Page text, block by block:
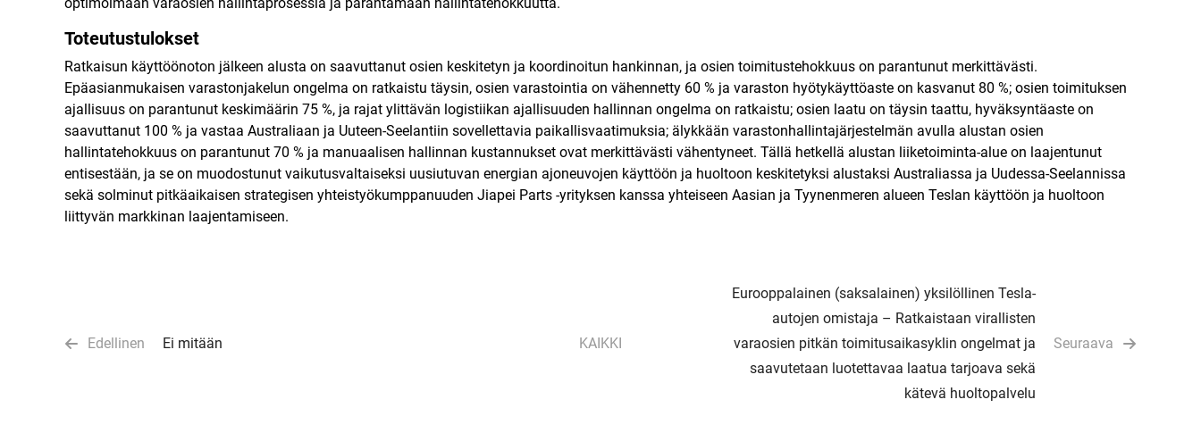
Toteutustulokset
Ratkaisun käyttöönoton jälkeen alusta on saavuttanut osien keskitetyn ja koordinoitun hankinnan, ja osien toimitustehokkuus on parantunut merkittävästi.
Epäasianmukaisen varastonjakelun ongelma on ratkaistu täysin, osien varastointia on vähennetty 60 % ja varaston hyötykäyttöaste on kasvanut 80 %; osien toimituksen
ajallisuus on parantunut keskimäärin 75 %, ja rajat ylittävän logistiikan ajallisuuden hallinnan ongelma on ratkaistu; osien laatu on täysin taattu, hyväksyntäaste on
saavuttanut 100 % ja vastaa Australiaan ja Uuteen-Seelantiin sovellettavia paikallisvaatimuksia; älykkään varastonhallintajärjestelmän avulla alustan osien
hallintatehokkuus on parantunut 70 % ja manuaalisen hallinnan kustannukset ovat merkittävästi vähentyneet. Tällä hetkellä alustan liiketoiminta-alue on laajentunut
entisestään, ja se on muodostunut vaikutusvaltaiseksi uusiutuvan energian ajoneuvojen käyttöön ja huoltoon keskitetyksi alustaksi Australiassa ja Uudessa-Seelannissa
sekä solminut pitkäaikaisen strategisen yhteistyökumppanuuden Jiapei Parts -yrityksen kanssa yhteiseen Aasian ja Tyynenmeren alueen Teslan käyttöön ja huoltoon
liittyvän markkinan laajentamiseen.
Edellinen Ei mitään KAIKKI Seuraava
Eurooppalainen (saksalainen) yksilöllinen Tesla-
autojen omistaja – Ratkaistaan virallisten
varaosien pitkän toimitusaikasyklin ongelmat ja
saavutetaan luotettavaa laatua tarjoava sekä
kätevä huoltopalvelu